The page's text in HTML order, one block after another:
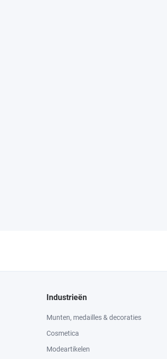
Industrieën
Munten, medailles & decoraties
Cosmetica
Modeartikelen